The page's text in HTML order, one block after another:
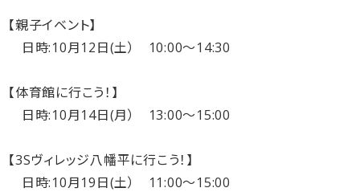
【親子イベント】
日時:10月12日(土） 10:00～14:30
【体育館に行こう！】
日時:10月14日(月） 13:00～15:00
【3Sヴィレッジ八幡平に行こう！】
日時:10月19日(土） 11:00～15:00